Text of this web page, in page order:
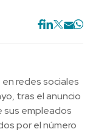
redes sociales
tras el anuncio
sus empleados
por el número